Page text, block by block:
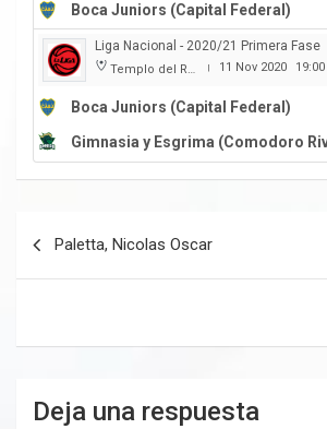
Boca Juniors (Capital Federal)
Liga Nacional - 2020/21 Primera Fase
Templo del Rock | 11 Nov 2020 19:00
Boca Juniors (Capital Federal)
Gimnasia y Esgrima (Comodoro
Paletta, Nicolas Oscar
Deja una respuesta